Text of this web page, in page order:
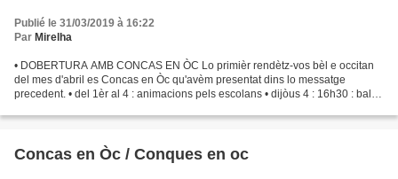
Publié le 31/03/2019 à 16:22
Par Mirelha
• DOBERTURA AMB CONCAS EN ÒC Lo primièr rendètz-vos bèl e occitan
del mes d'abril es Concas en Òc qu'avèm presentat dins lo messatge
precedent. • del 1èr al 4 : animacions pels escolans • dijòus 4 : 16h30 : balèti
Concas en Òc / Conques en oc